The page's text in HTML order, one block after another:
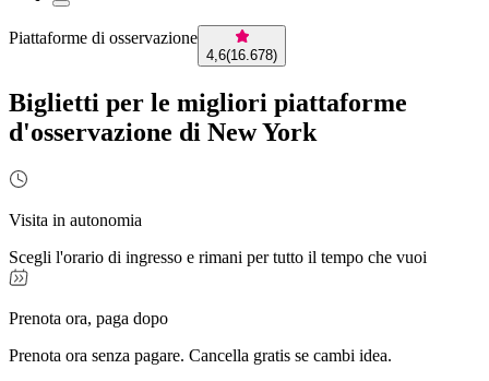
Piattaforme di osservazione
4,6(16.678)
Biglietti per le migliori piattaforme
d'osservazione di New York
Visita in autonomia
Scegli l'orario di ingresso e rimani per tutto il tempo che vuoi
Prenota ora, paga dopo
Prenota ora senza pagare. Cancella gratis se cambi idea.